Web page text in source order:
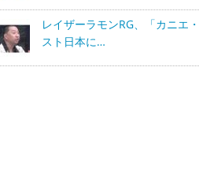
レイザーラモンRG、「カニエ
スト日本に…